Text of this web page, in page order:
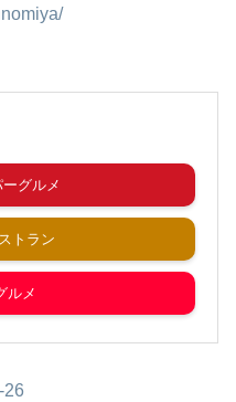
グルメ
トラン
ルメ
26